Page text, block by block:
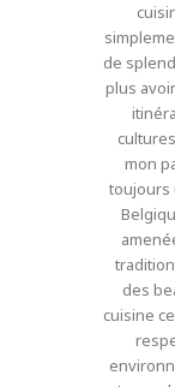
de
plus
mon
toujours
des
cuisine